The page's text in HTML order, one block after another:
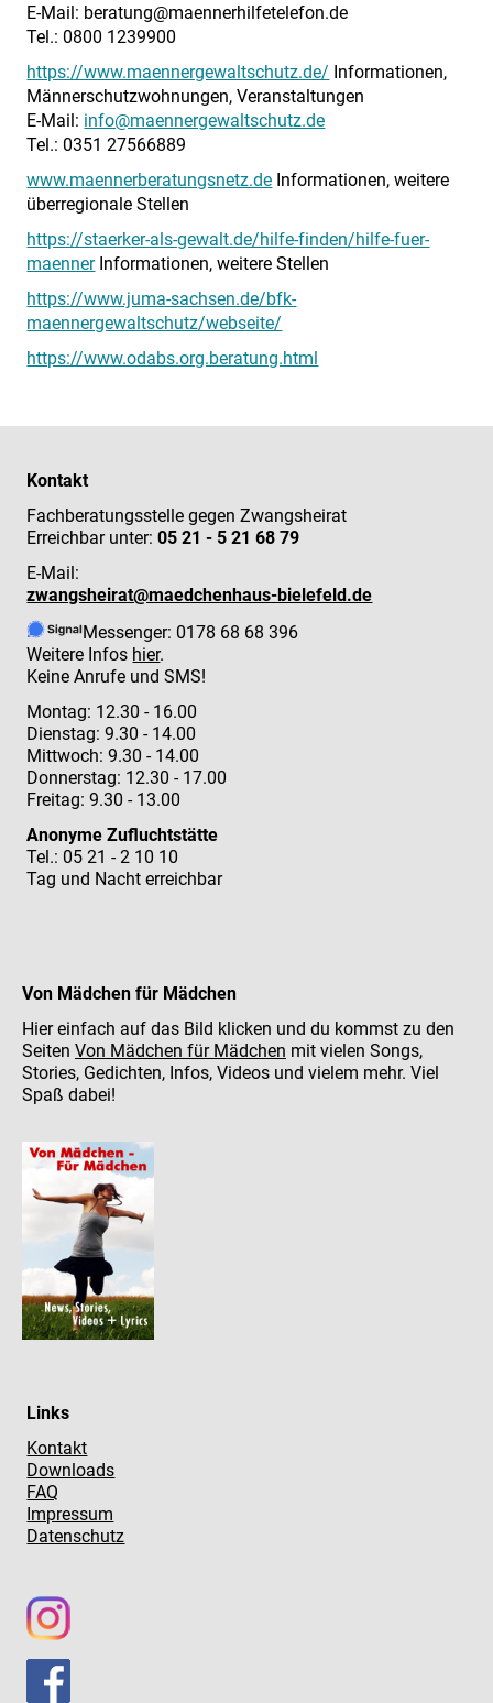
E-Mail: beratung@maennerhilfetelefon.de
Tel.: 0800 1239900
https://www.maennergewaltschutz.de/ Informationen,
Männerschutzwohnungen, Veranstaltungen
E-Mail: info@maennergewaltschutz.de
Tel.: 0351 27566889
www.maennerberatungsnetz.de Informationen, weitere
überregionale Stellen
https://staerker-als-gewalt.de/hilfe-finden/hilfe-fuer-
maennerInformationen, weitere Stellen
https://www.juma-sachsen.de/bfk-
maennergewaltschutz/webseite/
https://www.odabs.org.beratung.html
Kontakt
Fachberatungsstelle gegen Zwangsheirat
Erreichbar unter:05 21 - 5 21 68 79
E-Mail:
zwangsheirat@maedchenhaus-bielefeld.de
Messenger: 0178 68 68 396
Weitere Infos hier.
Keine Anrufe und SMS!
Montag: 12.30 - 16.00
Dienstag: 9.30 - 14.00
Mittwoch: 9.30 - 14.00
Donnerstag: 12.30 - 17.00
Freitag: 9.30 - 13.00
Anonyme Zufluchtstätte
Tel.: 05 21 - 2 10 10
Tag und Nacht erreichbar
Von Mädchen für Mädchen
Hier einfach auf das Bild klicken und du kommst zu den
Seiten Von Mädchen für Mädchen mit vielen Songs,
Stories, Gedichten, Infos, Videos und vielem mehr. Viel
Spaß dabei!
Links
Kontakt
Downloads
FAQ
Impressum
Datenschutz